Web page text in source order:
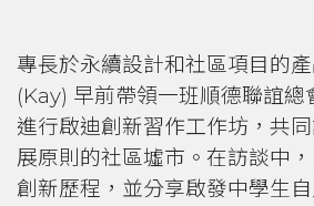
專長於永續設計和社區項目的
(Kay) 早前帶領一班順德聯誼總
進行啟迪創新習作工作坊，共
展原則的社區墟市。在訪談中
創新歷程，並分享啟發中學生